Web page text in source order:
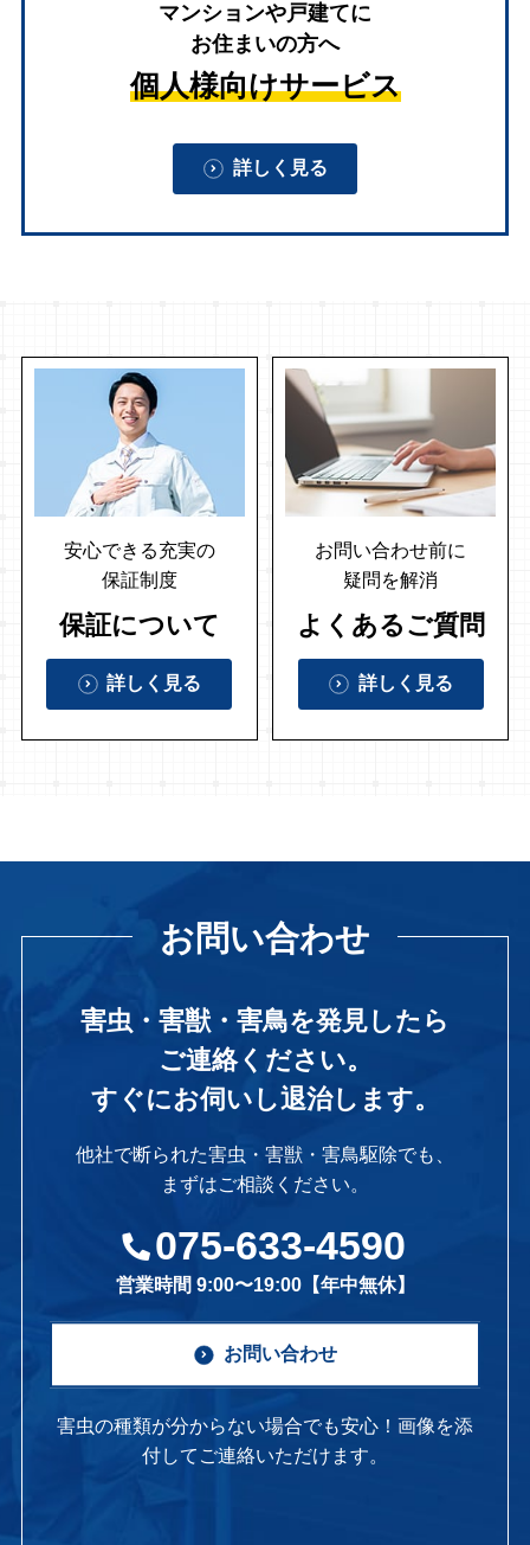
マンションや戸建てに
お住まいの方へ
個人様向けサービス
詳しく見る
安心できる充実の
保証制度
保証について
詳しく見る
お問い合わせ前に
疑問を解消
よくあるご質問
詳しく見る
お問い合わせ
害虫・害獣・害鳥を発見したら
ご連絡ください。
すぐにお伺いし退治します。
他社で断られた害虫・害獣・害鳥駆除でも、
まずはご相談ください。
075-633-4590
営業時間 9:00〜19:00【年中無休】
お問い合わせ
害虫の種類が分からない場合でも安心！画像を添
付してご連絡いただけます。